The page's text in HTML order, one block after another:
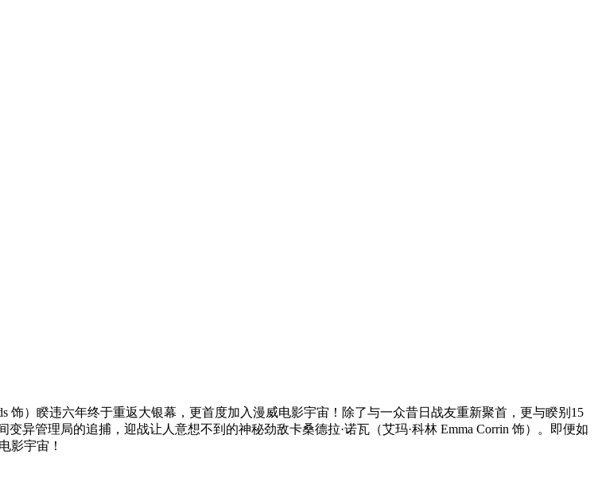
）睽违六年终于重返大银幕，更首度加入漫威电影宇宙！除了与一众昔日战友重新聚首，更与睽别15
异管理局的追捕，迎战让人意想不到的神秘劲敌卡桑德拉·诺瓦（艾玛·科林 Emma Corrin 饰）。即便如
影宇宙！